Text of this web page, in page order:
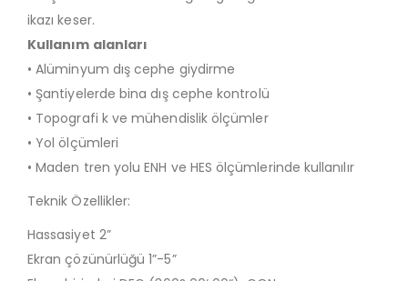
ikazı keser.
Kullanım alanları
• Alüminyum dış cephe giydirme
• Şantiyelerde bina dış cephe kontrolü
• Topografi k ve mühendislik ölçümler
• Yol ölçümleri
• Maden tren yolu ENH ve HES ölçümlerinde kullanılır
Teknik Özellikler:
Hassasiyet 2”
Ekran çözünürlüğü 1”-5”